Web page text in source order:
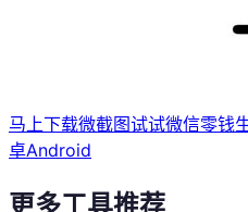
马上下载微截图试试微信零钱
卓Android
更多工具推荐